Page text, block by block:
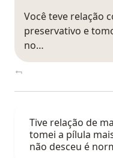
Você teve relação
preservativo e
no…
Tive relação de
tomei a pílula
não desceu é